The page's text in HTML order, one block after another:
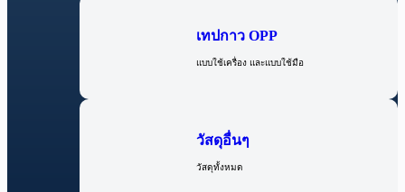
เทปกาว OPP
แบบใช้เครื่อง และแบบใช้มือ
วัสดุอื่นๆ
วัสดุทั้งหมด